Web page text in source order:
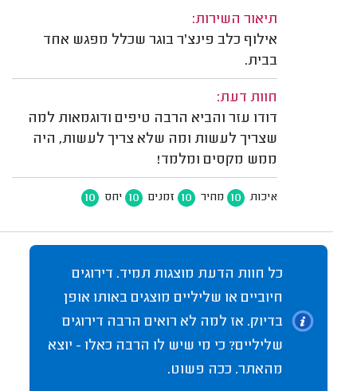
תיאור השירות:
אילוף כלב פינצ'ר בוגר שכלל מפגש אחד
בבית.
חוות דעת:
דודו עזר והביא הרבה טיפים ודוגמאות למה
שצריך לעשות ומה שלא צריך לעשות, היה
ממש מקסים ומלמד!
איכות 10 מחיר 10 זמנים 10 יחס 10
כל חוות הדעת מוצגות תמיד. דירוגים
חיוביים או שליליים מוצגים באותו אופן
בדיוק. אז למה לא רואים הרבה דירוגים
שליליים? כי מי שיש לו הרבה כאלו - יוצא
מהאתר. ככה פשוט.